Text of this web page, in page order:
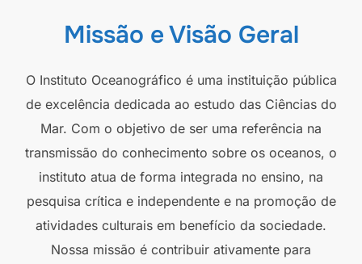
Missão e Visão Geral
O Instituto Oceanográfico é uma instituição pública
de excelência dedicada ao estudo das Ciências do
Mar. Com o objetivo de ser uma referência na
transmissão do conhecimento sobre os oceanos, o
instituto atua de forma integrada no ensino, na
pesquisa crítica e independente e na promoção de
atividades culturais em benefício da sociedade.
Nossa missão é contribuir ativamente para